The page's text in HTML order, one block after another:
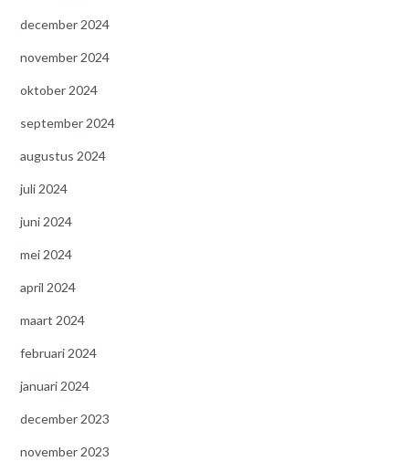
december 2024
november 2024
oktober 2024
september 2024
augustus 2024
juli 2024
juni 2024
mei 2024
april 2024
maart 2024
februari 2024
januari 2024
december 2023
november 2023